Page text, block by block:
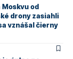
Moskvu od
drony zasiahli
vznášal čierny